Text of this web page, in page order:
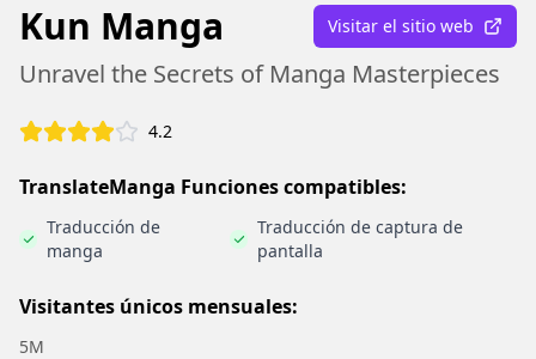
Kun Manga Visitar el sitio web
Unravel the Secrets of Manga Masterpieces
4.2
TranslateManga Funciones compatibles:
Traducción de
manga
Traducción de captura de
pantalla
Visitantes únicos mensuales:
5M